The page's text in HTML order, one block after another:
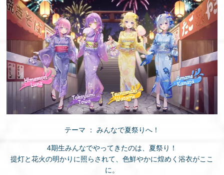
テーマ ： みんなで夏祭りへ！
4期生みんなでやってきたのは、夏祭り！
提灯と花火の明かりに照らされて、色鮮やかに煌めく浴衣がここ
に。